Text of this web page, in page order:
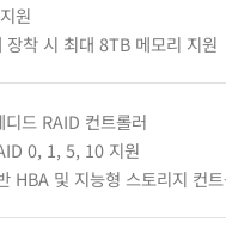
원
장착 시 최대 8TB 메모리 지원
디드 RAID 컨트롤러
0, 1, 5, 10 지원
HBA 및 지능형 스토리지 컨